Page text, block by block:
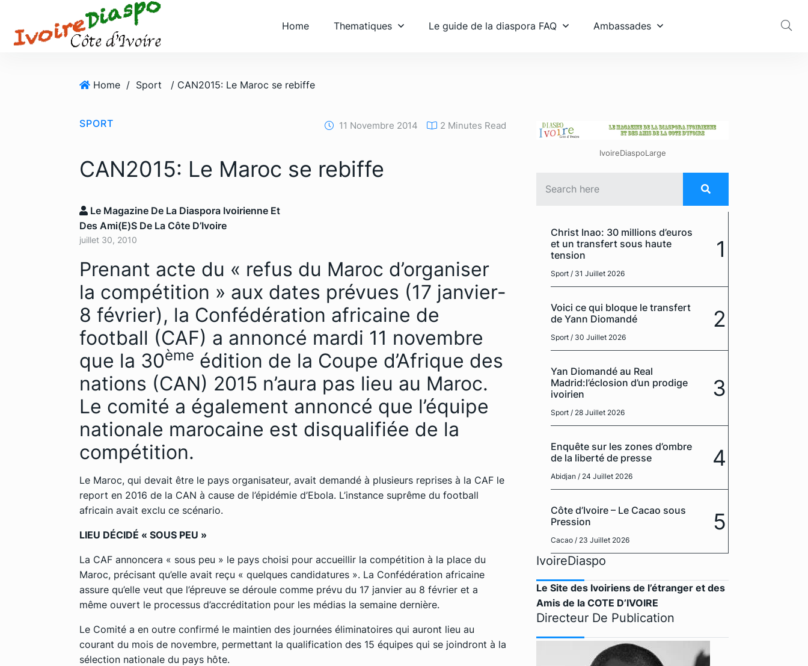
Home Thematiques Le guide de la diaspora FAQ Ambassades
Home / Sport / CAN2015: Le Maroc se rebiffe
SPORT 11 Novembre 2014 2 Minutes Read
CAN2015: Le Maroc se rebiffe
Le Magazine De La Diaspora Ivoirienne Et
Des Ami(e)s De La Côte D’Ivoire
juillet 30, 2010
Prenant acte du « refus du Maroc d’organiser
la compétition » aux dates prévues (17 janvier-
8 février), la Confédération africaine de
football (CAF) a annoncé mardi 11 novembre
que la 30ème édition de la Coupe d’Afrique des
nations (CAN) 2015 n’aura pas lieu au Maroc.
Le comité a également annoncé que l’équipe
nationale marocaine est disqualifiée de la
compétition.
Le Maroc, qui devait être le pays organisateur, avait demandé à plusieurs reprises à la CAF le
report en 2016 de la CAN à cause de l’épidémie d’Ebola. L’instance suprême du football
africain avait exclu ce scénario.
LIEU DÉCIDÉ « SOUS PEU »
La CAF annoncera « sous peu » le pays choisi pour accueillir la compétition à la place du
Maroc, précisant qu’elle avait reçu « quelques candidatures ». La Confédération africaine
assure qu’elle veut que l’épreuve se déroule comme prévu du 17 janvier au 8 février et a
même ouvert le processus d’accréditation pour les médias la semaine dernière.
Le Comité a en outre confirmé le maintien des journées éliminatoires qui auront lieu au
courant du mois de novembre, permettant la qualification des 15 équipes qui se joindront à la
sélection nationale du pays hôte.
IvoireDiaspoLarge
Christ Inao: 30 millions d’euros
et un transfert sous haute
tension
Sport / 31 Juillet 2026
1
Voici ce qui bloque le transfert
de Yann Diomandé
Sport / 30 Juillet 2026
2
Yan Diomandé au Real
Madrid:l’éclosion d’un prodige
ivoirien
Sport / 28 Juillet 2026
3
Enquête sur les zones d’ombre
de la liberté de presse
Abidjan / 24 Juillet 2026
4
Côte d’Ivoire – Le Cacao sous
Pression
Cacao / 23 Juillet 2026
5
IvoireDiaspo
Le Site des Ivoiriens de l’étranger et des
Amis de la COTE D’IVOIRE
Directeur De Publication